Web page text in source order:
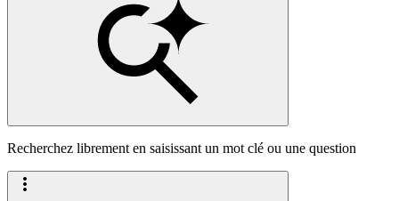
Recherchez librement en saisissant un mot clé ou une question